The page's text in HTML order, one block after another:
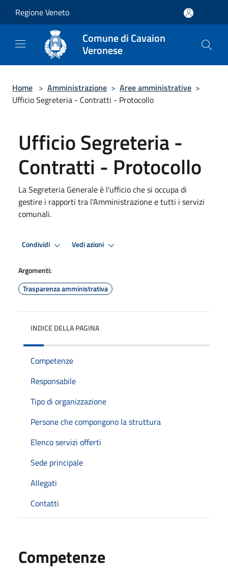
Regione Veneto
Comune di Cavaion
Veronese
Home > Amministrazione > Aree amministrative >
Ufficio Segreteria - Contratti - Protocollo
Ufficio Segreteria -
Contratti - Protocollo
La Segreteria Generale è l'ufficio che si occupa di
gestire i rapporti tra l'Amministrazione e tutti i servizi
comunali.
Condividi Vedi azioni
Argomenti:
Trasparenza amministrativa
INDICE DELLA PAGINA
Competenze
Responsabile
Tipo di organizzazione
Persone che compongono la struttura
Elenco servizi offerti
Sede principale
Allegati
Contatti
Competenze